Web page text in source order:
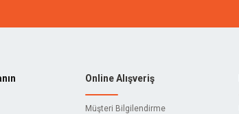
Online Alışveriş
Müşteri Bilgilendirme